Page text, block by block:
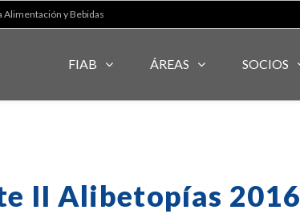
Alimentación y Bebidas
FIAB ÁREAS SOCIOS
II Alibetopías 2016